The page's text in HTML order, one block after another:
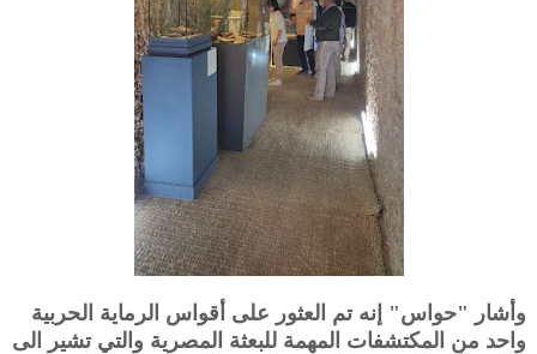
وأشار "حواس" إنه تم العثور على أقواس الرماية الحربية
واحد من المكتشفات المهمة للبعثة المصرية والتي تشير الى